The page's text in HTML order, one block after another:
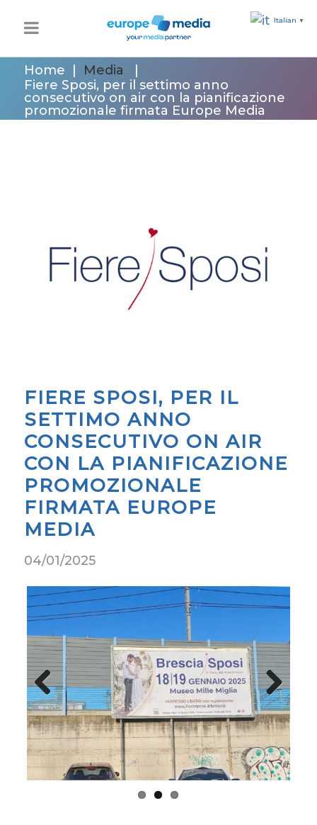
Home Media
Fiere Sposi, per il settimo anno
consecutivo on air con la pianificazione
promozionale firmata Europe Media
FIERE SPOSI, PER IL
SETTIMO ANNO
CONSECUTIVO ON AIR
CON LA PIANIFICAZIONE
PROMOZIONALE
FIRMATA EUROPE
MEDIA
04/01/2025
Previous Next
Fiere Sposi, il prestigioso evento
dedicato al mondo del matrimonio,
rinnova per il settimo anno consecutivo
la sua collaborazione con Europe Media,
leader nella pianificazione pubblicitaria
Italian ▼